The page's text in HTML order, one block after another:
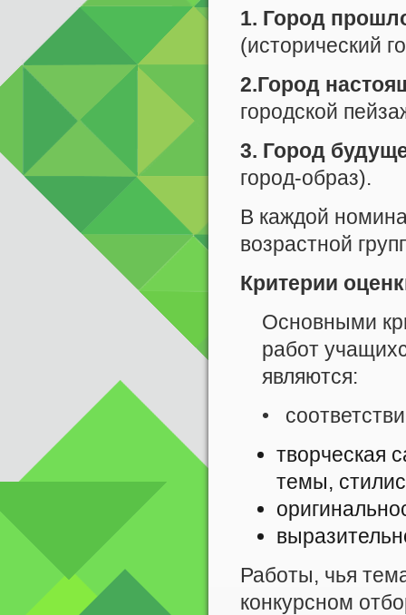
1. Город
(исторический
2.Город
городской
3. Город
город-образ).
В каждой
возрастной
Критерии
Основными
работ
являются:
•
творческая
темы,
Работы, чья
конкурсном